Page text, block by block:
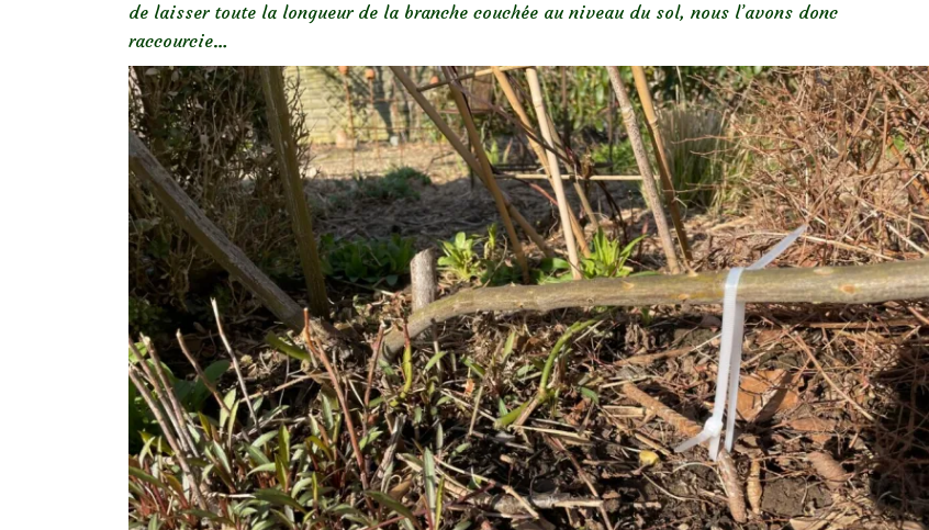
de laisser toute la longueur de la branche couchée au niveau du sol, nous l’avons donc
raccourcie…